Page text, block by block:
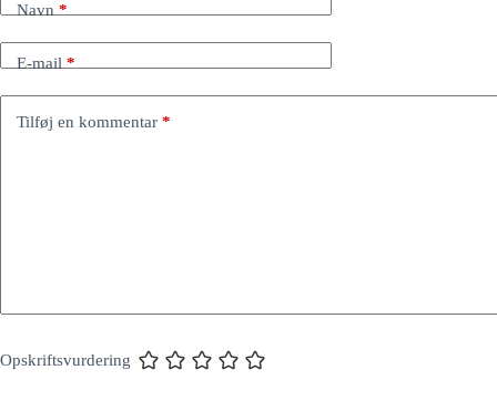
Navn *
E-mail *
Tilføj en kommentar *
Opskriftsvurdering